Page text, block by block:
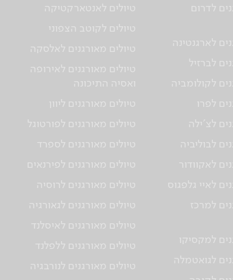
לדרום
לארגנטינה
לברזיל
לקולומביה
לפרו
לצ'ילה
לבוליביה
לאקוודור
לאיי גלפגוס
למרכז
למקסיקו
לגואטמלה
טיולים לאנטארקטיקה
טיולים לקוטב הצפוני
טיולים מאורגנים לאלסקה
טיולים מאורגנים לאירופה
ואסיה התיכונה
טיולים מאורגנים ליוון
טיולים מאורגנים לפורטוגל
טיולים מאורגנים לספרד
טיולים מאורגנים לפירנאים
טיולים מאורגנים לרוסיה
טיולים מאורגנים לגאורגיה
טיולים מאורגנים לאיסלנד
טיולים מאורגנים ללפלנד
טיולים מאורגנים לנורבגיה